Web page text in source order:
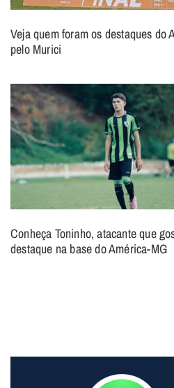
Veja quem foram os destaques do
pelo Murici
Conheça Toninho, atacante que
destaque na base do América-MG